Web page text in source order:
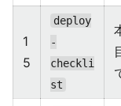
1
5
deploy
-
checkli
st